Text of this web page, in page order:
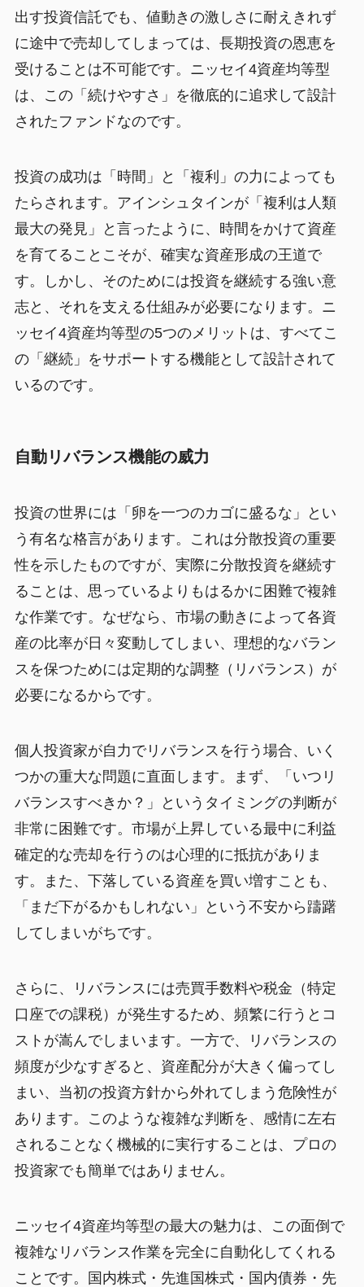
出す投資信託でも、値動きの激しさに耐えきれず
に途中で売却してしまっては、長期投資の恩恵を
受けることは不可能です。ニッセイ4資産均等型
は、この「続けやすさ」を徹底的に追求して設計
されたファンドなのです。
投資の成功は「時間」と「複利」の力によっても
たらされます。アインシュタインが「複利は人類
最大の発見」と言ったように、時間をかけて資産
を育てることこそが、確実な資産形成の王道で
す。しかし、そのためには投資を継続する強い意
志と、それを支える仕組みが必要になります。ニ
ッセイ4資産均等型の5つのメリットは、すべてこ
の「継続」をサポートする機能として設計されて
いるのです。
自動リバランス機能の威力
投資の世界には「卵を一つのカゴに盛るな」とい
う有名な格言があります。これは分散投資の重要
性を示したものですが、実際に分散投資を継続す
ることは、思っているよりもはるかに困難で複雑
な作業です。なぜなら、市場の動きによって各資
産の比率が日々変動してしまい、理想的なバラン
スを保つためには定期的な調整（リバランス）が
必要になるからです。
個人投資家が自力でリバランスを行う場合、いく
つかの重大な問題に直面します。まず、「いつリ
バランスすべきか？」というタイミングの判断が
非常に困難です。市場が上昇している最中に利益
確定的な売却を行うのは心理的に抵抗がありま
す。また、下落している資産を買い増すことも、
「まだ下がるかもしれない」という不安から躊躇
してしまいがちです。
さらに、リバランスには売買手数料や税金（特定
口座での課税）が発生するため、頻繁に行うとコ
ストが嵩んでしまいます。一方で、リバランスの
頻度が少なすぎると、資産配分が大きく偏ってし
まい、当初の投資方針から外れてしまう危険性が
あります。このような複雑な判断を、感情に左右
されることなく機械的に実行することは、プロの
投資家でも簡単ではありません。
ニッセイ4資産均等型の最大の魅力は、この面倒で
複雑なリバランス作業を完全に自動化してくれる
ことです。国内株式・先進国株式・国内債券・先